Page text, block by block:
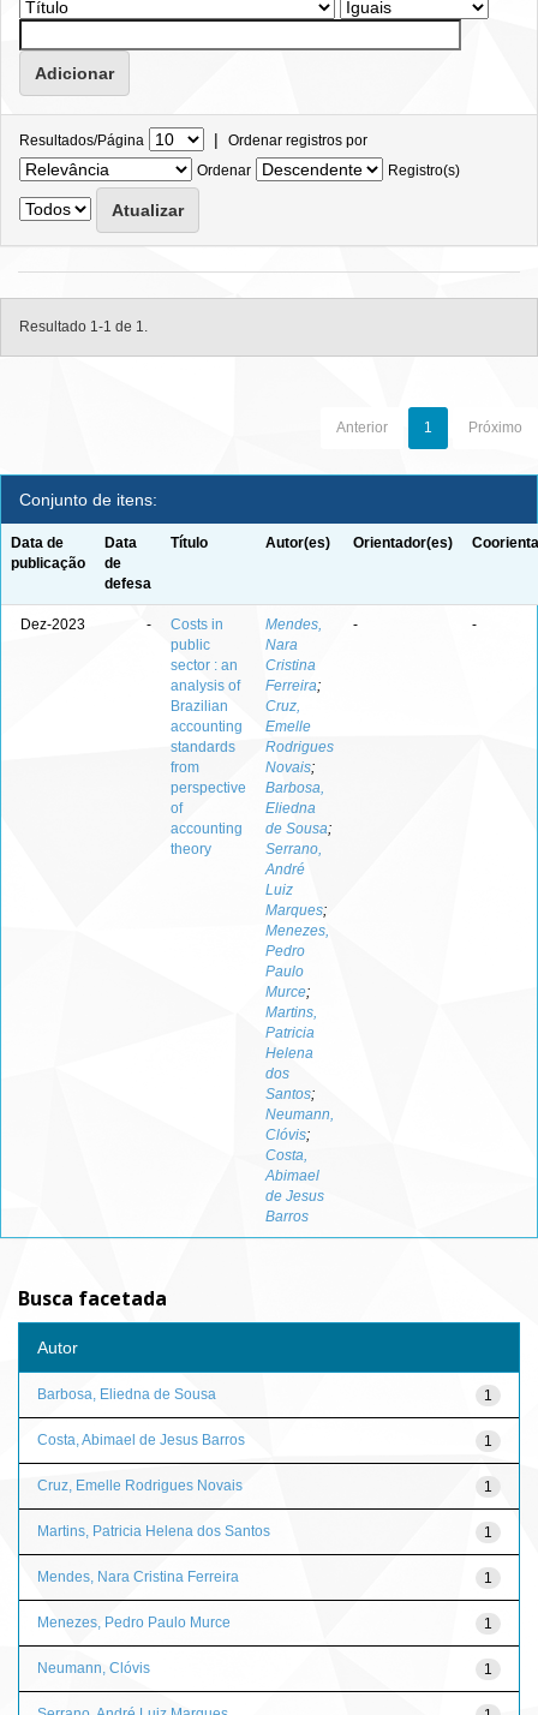
Resultados/Página | Ordenar registros por
Ordenar
Registro(s)
Resultado 1-1 de 1.
Anterior 1 Próximo
Conjunto de itens:
Data de
publicação
Data
de
defesa
Título Autor(es) Orientador(es)
Dez-2023 -
Costs in
public
sector : an
analysis of
Brazilian
accounting
standards
from
perspective
of
accounting
theory
Mendes,
Nara
Cristina
Ferreira;
Cruz,
Emelle
Rodrigues
Novais;
Barbosa,
Eliedna
de Sousa;
Serrano,
André
Luiz
Marques;
Menezes,
Pedro
Paulo
Murce;
Martins,
Patricia
Helena
dos
Santos;
Neumann,
Clóvis;
Costa,
Abimael
de Jesus
Barros
- -
Busca facetada
Autor
1
Barbosa, Eliedna de Sousa
1
Costa, Abimael de Jesus Barros
1
Cruz, Emelle Rodrigues Novais
1
Martins, Patricia Helena dos Santos
1
Mendes, Nara Cristina Ferreira
1
Menezes, Pedro Paulo Murce
1
Neumann, Clóvis